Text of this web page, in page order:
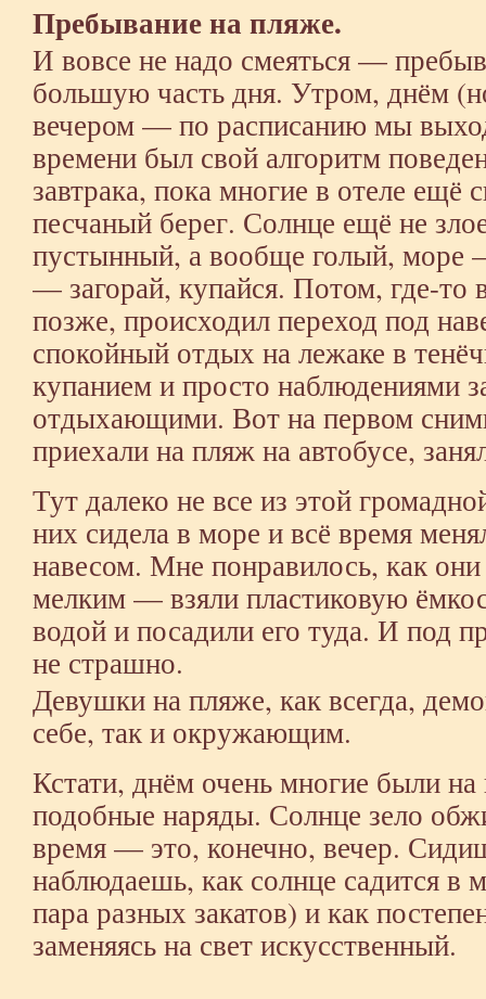
Пребывание на пляже.
И вовсе не надо смеяться —
большую часть дня. Утром, днём
вечером — по расписанию мы
времени был свой алгоритм
завтрака, пока многие в отеле ещё
песчаный берег. Солнце ещё не
пустынный, а вообще голый, море
— загорай, купайся. Потом, где-то
позже, происходил переход под
спокойный отдых на лежаке в
купанием и просто наблюдениями
отдыхающими. Вот на первом
приехали на пляж на автобусе,
Тут далеко не все из этой
них сидела в море и всё время
навесом. Мне понравилось, как
мелким — взяли пластиковую
водой и посадили его туда. И под
не страшно.
Девушки на пляже, как всегда,
себе, так и окружающим.
Кстати, днём очень многие были
подобные наряды. Солнце зело
время — это, конечно, вечер.
наблюдаешь, как солнце садится
пара разных закатов) и как
заменяясь на свет искусственный.